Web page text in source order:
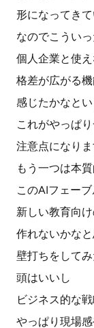
形になってき
なのでこうい
個人企業と使
格差が広がる
感じたかなと
これがやっぱ
注意点になり
もう一つは本
このAIフェー
新しい教育向
作れないかな
壁打ちをして
頭はいいし
ビジネス的な
やっぱり現場